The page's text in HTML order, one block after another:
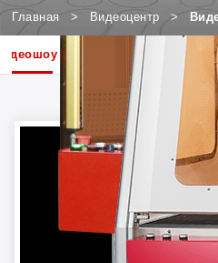
Главная > Видеоцентр >
Связанные модели